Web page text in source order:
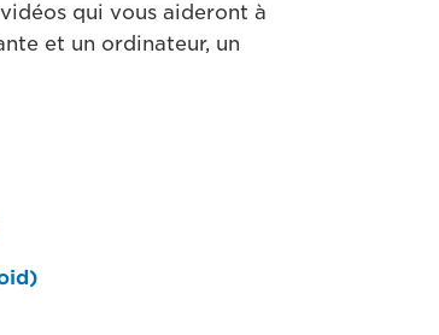
qui vous aideront à
et un ordinateur, un